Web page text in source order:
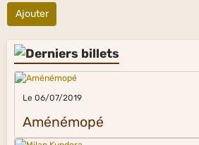
Ajouter
Le 06/07/2019
Aménémopé